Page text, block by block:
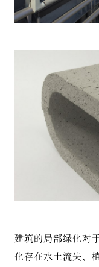
建筑的局部绿化对
化存在水土流失、